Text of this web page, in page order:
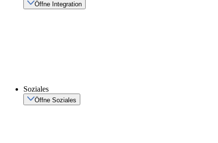
Öffne Integration
Soziales
Öffne Soziales